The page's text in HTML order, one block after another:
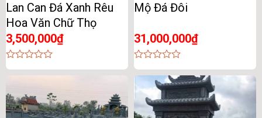
Lan Can Đá Xanh Rêu
Hoa Văn Chữ Thọ
3,500,000₫
0
5
Mộ Đá Đôi
31,000,000₫
0
out
of